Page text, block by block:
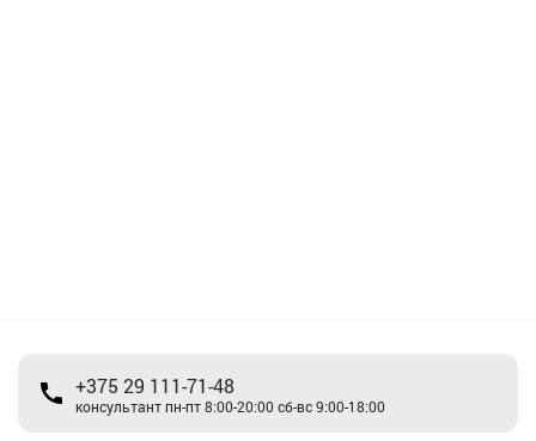
+375 29 111-71-48
консультант пн-пт 8:00-20:00 сб-вс 9:00-18:00